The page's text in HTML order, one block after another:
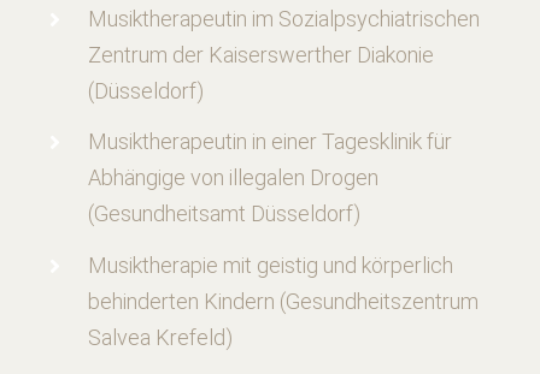
Musiktherapeutin im Sozialpsychiatrischen
Zentrum der Kaiserswerther Diakonie
(Düsseldorf)
Musiktherapeutin in einer Tagesklinik für
Abhängige von illegalen Drogen
(Gesundheitsamt Düsseldorf)
Musiktherapie mit geistig und körperlich
behinderten Kindern (Gesundheitszentrum
Salvea Krefeld)